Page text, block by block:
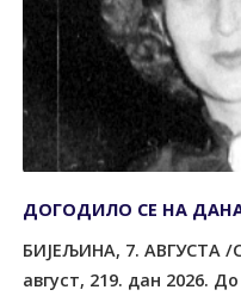
ДОГОДИЛО СЕ НА
БИЈЕЉИНА, 7. АВГУСТА /
август, 219. дан 2026.